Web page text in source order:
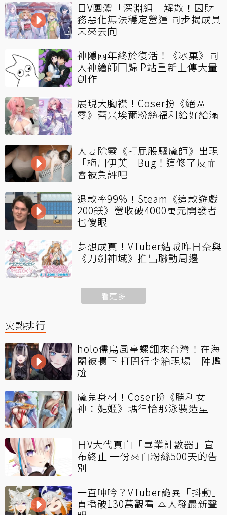
日V團體「深淵組」解散！因財
務惡化無法穩定營運 同步揭成員
未來去向
神隱兩年終於復活！《冰菓》同
人神繪師回歸 P站重新上傳大量
創作
展現大胸襟！Coser扮《絕區
零》蕾米埃爾粉絲福利給好給滿
人妻除靈《打屁股驅魔師》出現
「梅川伊芙」Bug！這修了反而
會被負評吧
退款率99%！Steam《這款遊戲
200鎂》營收破4000萬元開發者
也傻眼
夢想成真！VTuber結城昨日奈與
《刀劍神域》推出聯動周邊
看更多
火熱排行
holo儒烏風亭螺鈿來台灣！在海
關被攔下 打開行李箱現場一陣尷
尬
魔鬼身材！Coser扮《勝利女
神：妮姬》瑪律恰那泳裝造型
日V大代真白「畢業計數器」宣
布終止 一份來自粉絲500天的告
別
一直呻吟？VTuber詭異「抖動」
直播破130萬觀看 本人發最新聲